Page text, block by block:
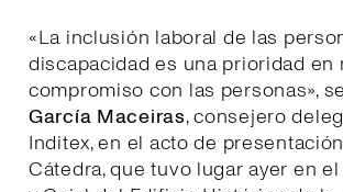
«La inclusión laboral de las
discapacidad es una prioridad en
compromiso con las personas»,
García Maceiras, consejero
Inditex, en el acto de
Cátedra, que tuvo lugar ayer en